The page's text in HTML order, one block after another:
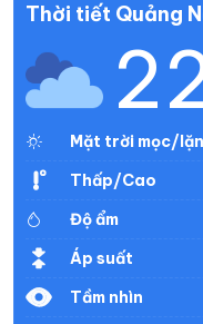
Thời tiết Quảng
Mặt trời mọc/lặn
Thấp/Cao
Độ ẩm
Áp suất
Tầm nhìn